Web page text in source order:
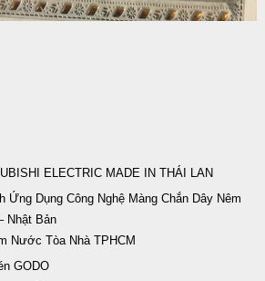
ELECTRIC MADE IN THÁI LAN
Ứng Dụng Công Nghệ Màng Chắn Dây Nêm
Nhật Bản
Nước Tòa Nhà TPHCM
GODO